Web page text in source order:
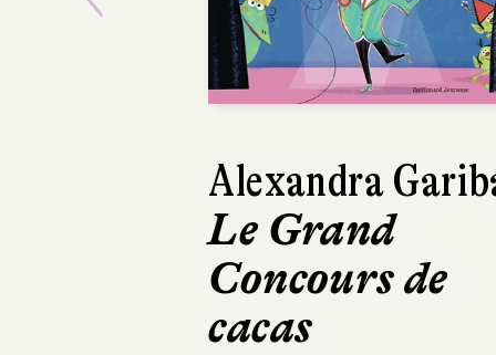
Alexandra
Le Grand
Concours de
cacas
Laëtitia
Les
Byton
Previous